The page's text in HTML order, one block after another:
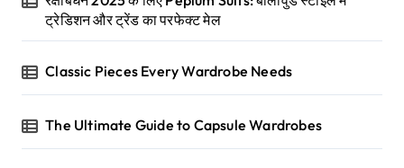
ट्रेडिशन और ट्रेंड का परफेक्ट मेल
Classic Pieces Every Wardrobe Needs
The Ultimate Guide to Capsule Wardrobes